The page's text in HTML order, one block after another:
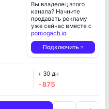
Вы владелец этого
канала? Начните
продавать рекламу
уже сейчас вместе с
pomogach.io
Подключить
+ 30 дн
-875